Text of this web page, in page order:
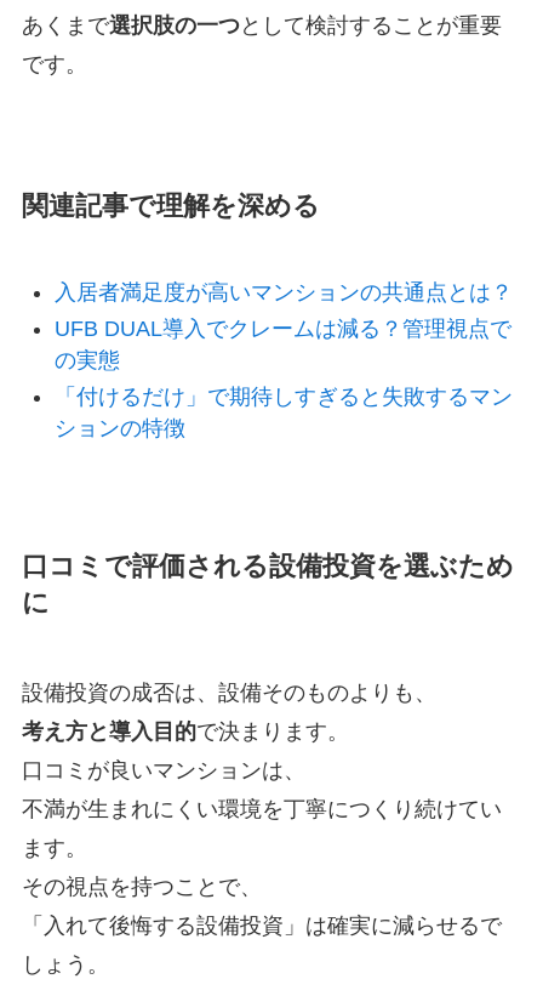
あくまで選択肢の一つとして検討することが重要
です。
関連記事で理解を深める
入居者満足度が高いマンションの共通点とは？
UFB DUAL導入でクレームは減る？管理視点で
の実態
「付けるだけ」で期待しすぎると失敗するマン
ションの特徴
口コミで評価される設備投資を選ぶため
に
設備投資の成否は、設備そのものよりも、
考え方と導入目的で決まります。
口コミが良いマンションは、
不満が生まれにくい環境を丁寧につくり続けてい
ます。
その視点を持つことで、
「入れて後悔する設備投資」は確実に減らせるで
しょう。